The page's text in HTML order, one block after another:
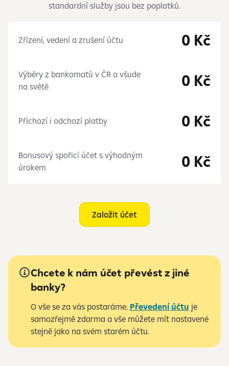
standardní služby jsou bez poplatků.
Zřízení, vedení a zrušení účtu 0 Kč
Výběry z bankomatů v ČR a všude
na světě
0 Kč
Příchozí i odchozí platby 0 Kč
Bonusový spořicí účet s výhodným
úrokem
0 Kč
Založit účet
Chcete k nám účet převést z jiné
banky?
O vše se za vás postaráme. Převedení účtu je
samozřejmě zdarma a vše můžete mít nastavené
stejně jako na svém starém účtu.